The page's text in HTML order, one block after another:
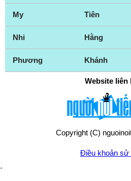
My Tiên
Nhi Hằng
Phương Khánh
Website liên
Copyright (C)
Điều khoản sử